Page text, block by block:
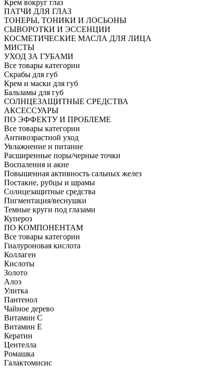
Крем вокруг глаз
ПАТЧИ ДЛЯ ГЛАЗ
ТОНЕРЫ, ТОНИКИ И ЛОСЬОНЫ
СЫВОРОТКИ И ЭССЕНЦИИ
КОСМЕТИЧЕСКИЕ МАСЛА ДЛЯ ЛИЦА
МИСТЫ
УХОД ЗА ГУБАМИ
Все товары категории
Скрабы для губ
Крем и маски для губ
Бальзамы для губ
СОЛНЦЕЗАЩИТНЫЕ СРЕДСТВА
АКСЕССУАРЫ
ПО ЭФФЕКТУ И ПРОБЛЕМЕ
Все товары категории
Антивозрастной уход
Увлажнение и питание
Расширенные поры/черные точки
Воспаления и акне
Повышенная активность сальных желез
Постакне, рубцы и шрамы
Солнцезащитные средства
Пигментация/веснушки
Темные круги под глазами
Купероз
ПО КОМПОНЕНТАМ
Все товары категории
Гиалуроновая кислота
Коллаген
Кислоты
Золото
Алоэ
Улитка
Пантенол
Чайное дерево
Витамин C
Витамин Е
Кератин
Центелла
Ромашка
Галактомисис